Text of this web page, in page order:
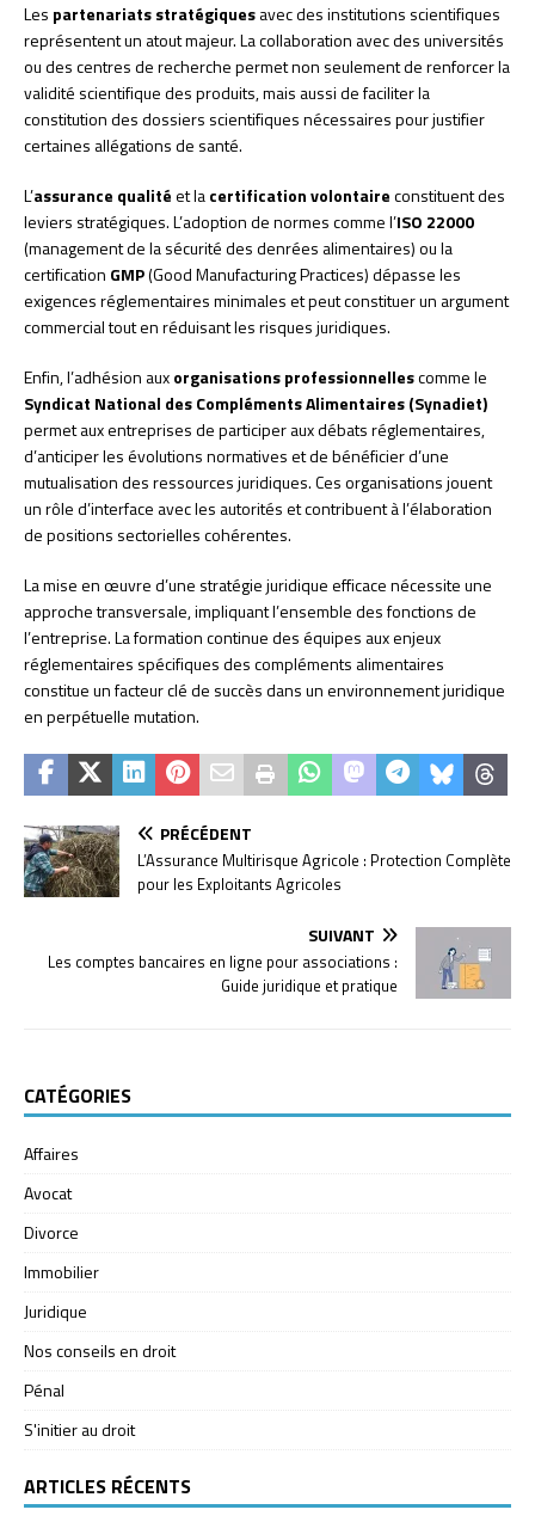
Les partenariats stratégiquesavec des institutions scientifiques
représentent un atout majeur. La collaboration avec des universités
ou des centres de recherche permet non seulement de renforcer la
validité scientifique des produits, mais aussi de faciliter la
constitution des dossiers scientifiques nécessaires pour justifier
certaines allégations de santé.
L’assurance qualitéet lacertification volontaireconstituent des
leviers stratégiques. L’adoption de normes comme l’ISO 22000
(management de la sécurité des denrées alimentaires) ou la
certification GMP(Good Manufacturing Practices) dépasse les
exigences réglementaires minimales et peut constituer un argument
commercial tout en réduisant les risques juridiques.
Enfin, l’adhésion auxorganisations professionnellescomme le
Syndicat National des Compléments Alimentaires (Synadiet)
permet aux entreprises de participer aux débats réglementaires,
d’anticiper les évolutions normatives et de bénéficier d’une
mutualisation des ressources juridiques. Ces organisations jouent
un rôle d’interface avec les autorités et contribuent à l’élaboration
de positions sectorielles cohérentes.
La mise en œuvre d’une stratégie juridique efficace nécessite une
approche transversale, impliquant l’ensemble des fonctions de
l’entreprise. La formation continue des équipes aux enjeux
réglementaires spécifiques des compléments alimentaires
constitue un facteur clé de succès dans un environnement juridique
en perpétuelle mutation.
PRÉCÉDENT
L’Assurance Multirisque Agricole : Protection Complète
pour les Exploitants Agricoles
SUIVANT
Les comptes bancaires en ligne pour associations :
Guide juridique et pratique
CATÉGORIES
Affaires
Avocat
Divorce
Immobilier
Juridique
Nos conseils en droit
Pénal
S'initier au droit
ARTICLES RÉCENTS